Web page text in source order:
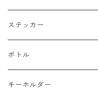
BOGEWORKS
Burrito House Original
CAMELCHOPS
フォークバッグ
ステムバッグ
フレームバッグ
サコッシュ
ポーチ・財布
バックパック
ステッカー
ボトル
キーホルダー